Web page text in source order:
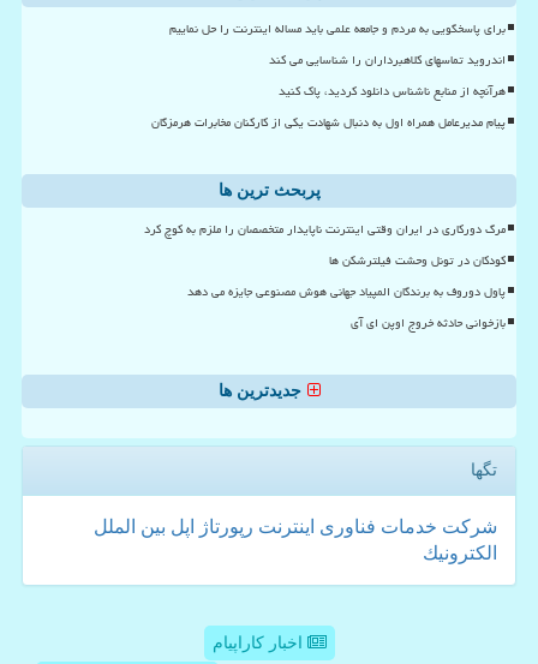
برای پاسخگویی به مردم و جامعه علمی باید مساله اینترنت را حل نماییم
اندروید تماسهای کلاهبرداران را شناسایی می کند
هرآنچه از منابع ناشناس دانلود کردید، پاک کنید
پیام مدیرعامل همراه اول به دنبال شهادت یکی از کارکنان مخابرات هرمزگان
پربحث ترین ها
مرگ دورکاری در ایران وقتی اینترنت ناپایدار متخصصان را ملزم به کوچ کرد
کودکان در تونل وحشت فیلترشکن ها
پاول دوروف به برندگان المپیاد جهانی هوش مصنوعی جایزه می دهد
بازخوانی حادثه خروج اوپن ای آی
جدیدترین ها
تگها
شركت خدمات فناوری اینترنت رپورتاژ اپل بین الملل
الكترونیك
اخبار کاراپیام